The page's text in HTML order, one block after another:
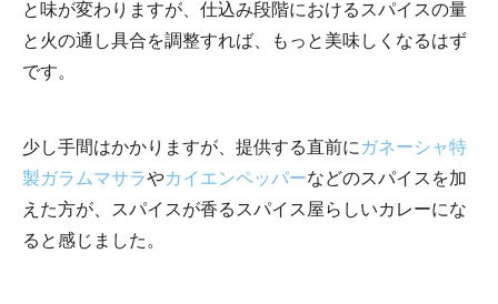
と味が変わりますが、仕込み段階におけるスパイスの量
と火の通し具合を調整すれば、もっと美味しくなるはず
です。
少し手間はかかりますが、提供する直前に ガネーシャ特
製ガラムマサラやカイエンペッパーなどのスパイスを加
えた方が、スパイスが香るスパイス屋らしいカレーにな
ると感じました。